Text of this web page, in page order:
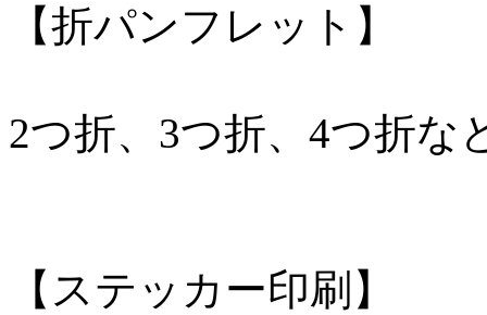
【折パンフレット】
2つ折、3つ折、4つ折な
【ステッカー印刷】